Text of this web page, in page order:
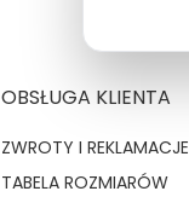
OBSŁUGA KLIENTA
ZWROTY I REKLAMACJE
TABELA ROZMIARÓW